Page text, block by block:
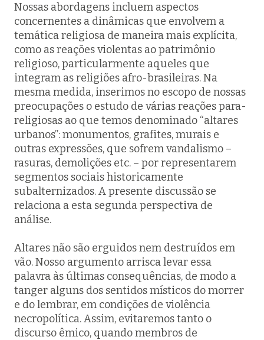
Nossas abordagens incluem aspectos
concernentes a dinâmicas que envolvem a
temática religiosa de maneira mais explícita,
como as reações violentas ao patrimônio
religioso, particularmente aqueles que
integram as religiões afro-brasileiras. Na
mesma medida, inserimos no escopo de nossas
preocupações o estudo de várias reações para-
religiosas ao que temos denominado “altares
urbanos”: monumentos, grafites, murais e
outras expressões, que sofrem vandalismo –
rasuras, demolições etc. – por representarem
segmentos sociais historicamente
subalternizados. A presente discussão se
relaciona a esta segunda perspectiva de
análise.
Altares não são erguidos nem destruídos em
vão. Nosso argumento arrisca levar essa
palavra às últimas consequências, de modo a
tanger alguns dos sentidos místicos do morrer
e do lembrar, em condições de violência
necropolítica. Assim, evitaremos tanto o
discurso êmico, quando membros de